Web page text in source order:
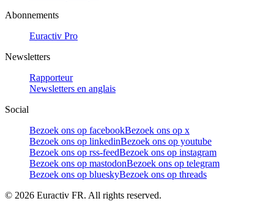
Abonnements
Euractiv Pro
Newsletters
Rapporteur
Newsletters en anglais
Social
Bezoek ons op facebookBezoek ons op x
Bezoek ons op linkedinBezoek ons op youtube
Bezoek ons op rss-feedBezoek ons op instagram
Bezoek ons op mastodonBezoek ons op telegram
Bezoek ons op blueskyBezoek ons op threads
© 2026 Euractiv FR. All rights reserved.